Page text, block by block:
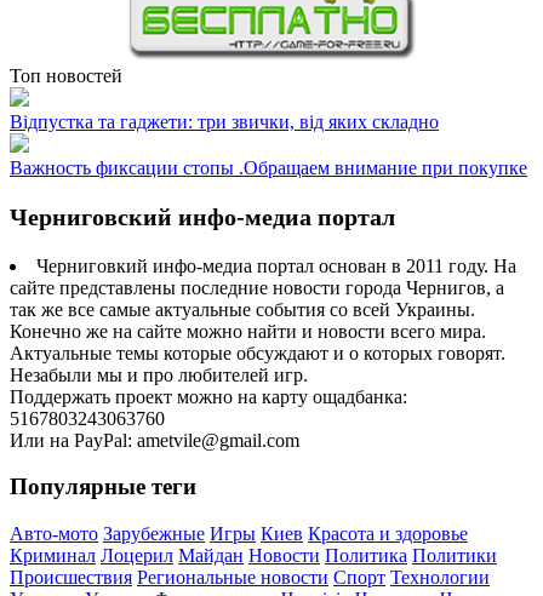
Топ новостей
Відпустка та гаджети: три звички, від яких складно
Важность фиксации стопы .Обращаем внимание при покупке
Черниговский инфо-медиа портал
Черниговкий инфо-медиа портал основан в 2011 году. На
сайте представлены последние новости города Чернигов, а
так же все самые актуальные события со всей Украины.
Конечно же на сайте можно найти и новости всего мира.
Актуальные темы которые обсуждают и о которых говорят.
Незабыли мы и про любителей игр.
Поддержать проект можно на карту ощадбанка:
5167803243063760
Или на PayPal: ametvile@gmail.com
Популярные теги
Авто-мото Зарубежные Игры Киев Красота и здоровье
Криминал Лоцерил Майдан Новости Политика Политики
Происшествия Региональные новости Спорт Технологии